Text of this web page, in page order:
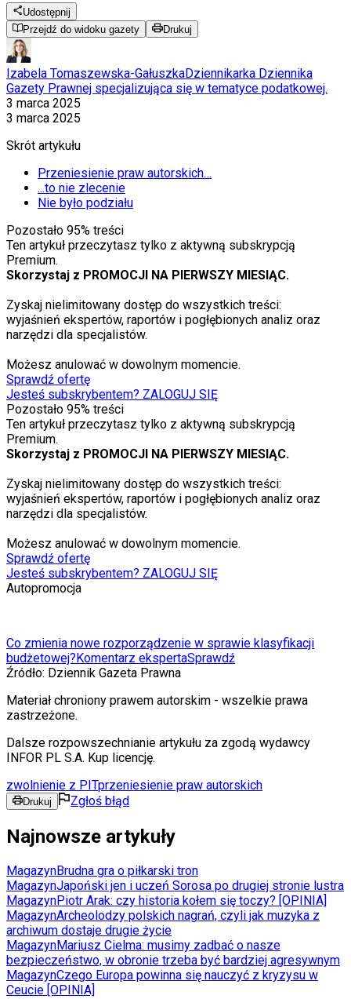
Udostępnij
Przejdź do widoku gazety
Drukuj
Izabela Tomaszewska-GałuszkaDziennikarka Dziennika
Gazety Prawnej specjalizująca się w tematyce podatkowej.
3 marca 2025
3 marca 2025
Skrót artykułu
Przeniesienie praw autorskich…
...to nie zlecenie
Nie było podziału
Pozostało 95% treści
Ten artykuł przeczytasz tylko z aktywną subskrypcją
Premium.
Skorzystaj z PROMOCJI NA PIERWSZY MIESIĄC.
Zyskaj nielimitowany dostęp do wszystkich treści:
wyjaśnień ekspertów, raportów i pogłębionych analiz oraz
narzędzi dla specjalistów.
Możesz anulować w dowolnym momencie.
Sprawdź ofertę
Jesteś subskrybentem? ZALOGUJ SIĘ
Pozostało 95% treści
Ten artykuł przeczytasz tylko z aktywną subskrypcją
Premium.
Skorzystaj z PROMOCJI NA PIERWSZY MIESIĄC.
Zyskaj nielimitowany dostęp do wszystkich treści:
wyjaśnień ekspertów, raportów i pogłębionych analiz oraz
narzędzi dla specjalistów.
Możesz anulować w dowolnym momencie.
Sprawdź ofertę
Jesteś subskrybentem? ZALOGUJ SIĘ
Autopromocja
Co zmienia nowe rozporządzenie w sprawie klasyfikacji
budżetowej?Komentarz ekspertaSprawdź
Źródło: Dziennik Gazeta Prawna
Materiał chroniony prawem autorskim - wszelkie prawa
zastrzeżone.
Dalsze rozpowszechnianie artykułu za zgodą wydawcy
INFOR PL S.A. Kup licencję.
zwolnienie z PITprzeniesienie praw autorskich
Drukuj Zgłoś błąd
Najnowsze artykuły
MagazynBrudna gra o piłkarski tron
MagazynJapoński jen i uczeń Sorosa po drugiej stronie lustra
MagazynPiotr Arak: czy historia kołem się toczy? [OPINIA]
MagazynArcheolodzy polskich nagrań, czyli jak muzyka z
archiwum dostaje drugie życie
MagazynMariusz Cielma: musimy zadbać o nasze
bezpieczeństwo, w obronie trzeba być bardziej agresywnym
MagazynCzego Europa powinna się nauczyć z kryzysu w
Ceucie [OPINIA]